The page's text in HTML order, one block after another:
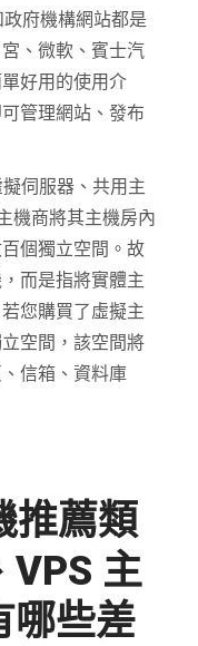
府機構網站都是
、微軟、賓士汽
好用的使用介
管理網站、發布
伺服器、共用主
機商將其主機房內
個獨立空間。故
而是指將實體主
您購買了虛擬主
空間，該空間將
信箱、資料庫
推薦類
VPS 主
哪些差